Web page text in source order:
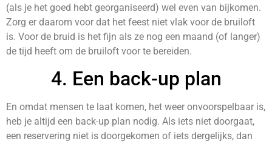
(als je het goed hebt georganiseerd) wel even van bijkomen.
Zorg er daarom voor dat het feest niet vlak voor de bruiloft
is. Voor de bruid is het fijn als ze nog een maand (of langer)
de tijd heeft om de bruiloft voor te bereiden.
4. Een back-up plan
En omdat mensen te laat komen, het weer onvoorspelbaar is,
heb je altijd een back-up plan nodig. Als iets niet doorgaat,
een reservering niet is doorgekomen of iets dergelijks, dan